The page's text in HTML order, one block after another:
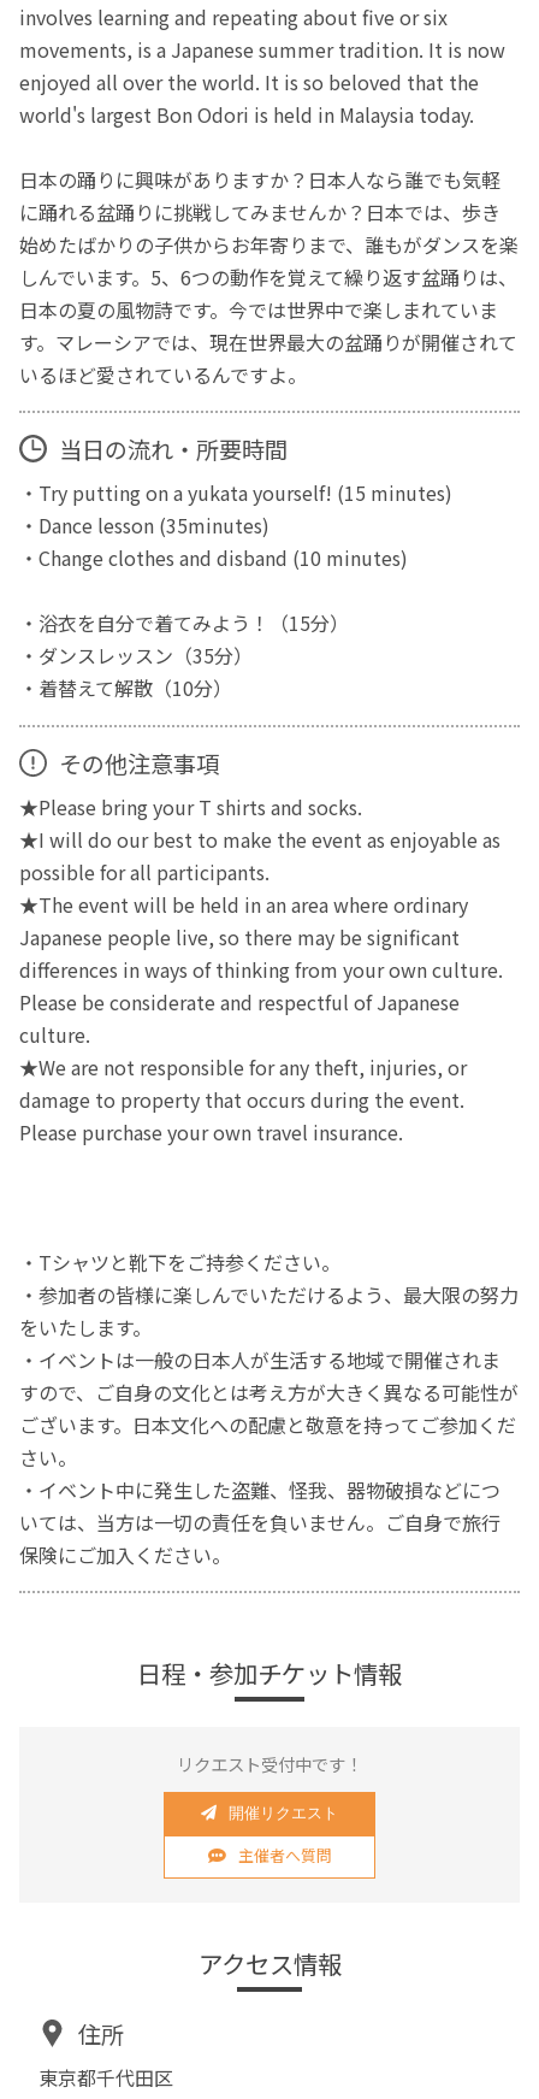
involves learning and repeating about five or six
movements, is a Japanese summer tradition. It is now
enjoyed all over the world. It is so beloved that the
world's largest Bon Odori is held in Malaysia today.
日本の踊りに興味がありますか？日本人なら誰でも気軽
に踊れる盆踊りに挑戦してみませんか？日本では、歩き
始めたばかりの子供からお年寄りまで、誰もがダンスを楽
しんでいます。5、6つの動作を覚えて繰り返す盆踊りは、
日本の夏の風物詩です。今では世界中で楽しまれていま
す。マレーシアでは、現在世界最大の盆踊りが開催されて
いるほど愛されているんですよ。
当日の流れ・所要時間
・Try putting on a yukata yourself! (15 minutes)
・Dance lesson (35minutes)
・Change clothes and disband (10 minutes)
・浴衣を自分で着てみよう！（15分）
・ダンスレッスン（35分）
・着替えて解散（10分）
その他注意事項
★Please bring your T shirts and socks.
★I will do our best to make the event as enjoyable as
possible for all participants.
★The event will be held in an area where ordinary
Japanese people live, so there may be significant
differences in ways of thinking from your own culture.
Please be considerate and respectful of Japanese
culture.
★We are not responsible for any theft, injuries, or
damage to property that occurs during the event.
Please purchase your own travel insurance.
・Tシャツと靴下をご持参ください。
・参加者の皆様に楽しんでいただけるよう、最大限の努力
をいたします。
・イベントは一般の日本人が生活する地域で開催されま
すので、ご自身の文化とは考え方が大きく異なる可能性が
ございます。日本文化への配慮と敬意を持ってご参加くだ
さい。
・イベント中に発生した盗難、怪我、器物破損などにつ
いては、当方は一切の責任を負いません。ご自身で旅行
保険にご加入ください。
日程・参加チケット情報
リクエスト受付中です！
開催リクエスト
主催者へ質問
アクセス情報
住所
東京都千代田区